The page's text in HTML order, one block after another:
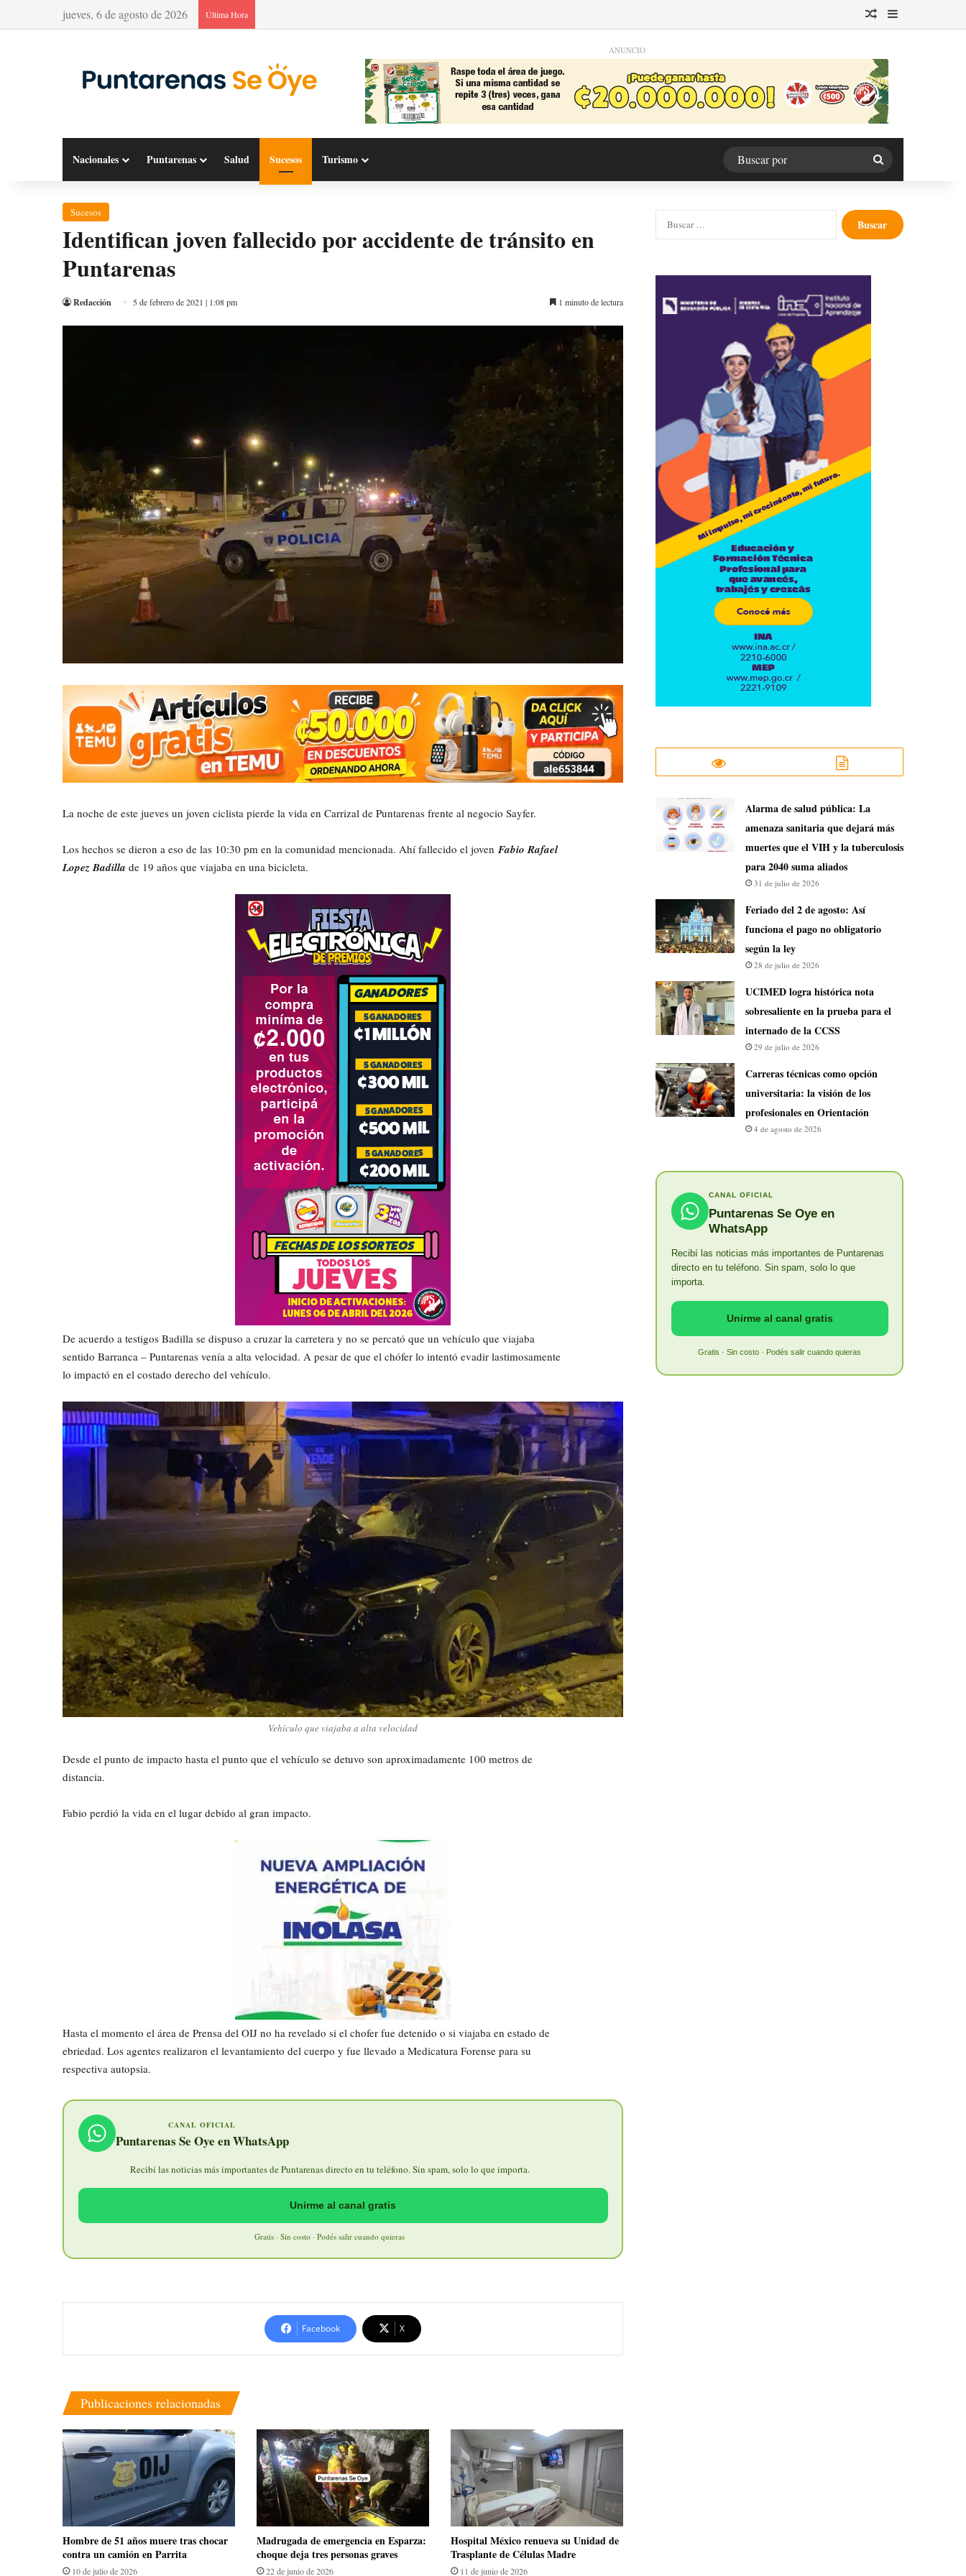
jueves, 6 de agosto de 2026 Última Hora Publicación al azar
Barra lateral
ANUNCIO
Nacionales Puntarenas Salud Sucesos Turismo
Buscar
por
Sucesos
Identifican joven fallecido por accidente de tránsito en
Puntarenas
Redacción 5 de febrero de 2021 | 1:08 pm 1 minuto de lectura
La noche de este jueves un joven ciclista pierde la vida en Carrizal de Puntarenas frente al negocio Sayfer.
Los hechos se dieron a eso de las 10:30 pm en la comunidad mencionada. Ahí fallecido el joven Fabio Rafael
Lopez Badilla de 19 años que viajaba en una bicicleta.
De acuerdo a testigos Badilla se dispuso a cruzar la carretera y no se percató que un vehículo que viajaba
sentido Barranca – Puntarenas venía a alta velocidad. A pesar de que el chófer lo intentó evadir lastimosamente
lo impactó en el costado derecho del vehículo.
Vehículo que viajaba a alta velocidad
Desde el punto de impacto hasta el punto que el vehículo se detuvo son aproximadamente 100 metros de
distancia.
Fabio perdió la vida en el lugar debido al gran impacto.
Hasta el momento el área de Prensa del OIJ no ha revelado si el chofer fue detenido o si viajaba en estado de
ebriedad. Los agentes realizaron el levantamiento del cuerpo y fue llevado a Medicatura Forense para su
respectiva autopsia.
CANAL OFICIAL
Puntarenas Se Oye en WhatsApp
Recibí las noticias más importantes de Puntarenas directo en tu teléfono. Sin spam, solo lo que importa.
Unirme al canal gratis
Gratis · Sin costo · Podés salir cuando quieras
Facebook X
Publicaciones relacionadas
Hombre de 51 años muere tras chocar
contra un camión en Parrita
10 de julio de 2026
Madrugada de emergencia en Esparza:
choque deja tres personas graves
22 de junio de 2026
Hospital México renueva su Unidad de
Trasplante de Células Madre
11 de junio de 2026
Buscar:
​Alarma de salud pública: La
amenaza sanitaria que dejará más
muertes que el VIH y la tuberculosis
para 2040 suma aliados
31 de julio de 2026
Feriado del 2 de agosto: Así
funciona el pago no obligatorio
según la ley
28 de julio de 2026
UCIMED logra histórica nota
sobresaliente en la prueba para el
internado de la CCSS
29 de julio de 2026
Carreras técnicas como opción
universitaria: la visión de los
profesionales en Orientación
4 de agosto de 2026
CANAL OFICIAL
Puntarenas Se Oye en
WhatsApp
Recibí las noticias más importantes de Puntarenas
directo en tu teléfono. Sin spam, solo lo que
importa.
Unirme al canal gratis
Gratis · Sin costo · Podés salir cuando quieras